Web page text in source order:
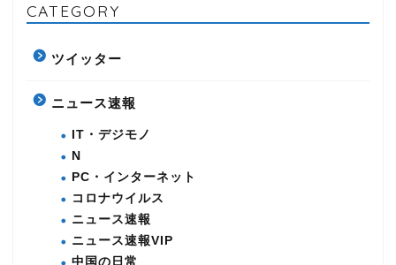
CATEGORY
ツイッター
ニュース速報
IT・デジモノ
N
PC・インターネット
コロナウイルス
ニュース速報
ニュース速報VIP
中国の日常